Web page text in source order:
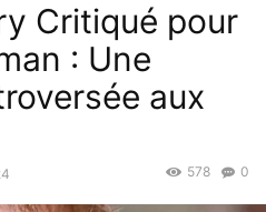
Critiqué pour
: Une
aux
0
578